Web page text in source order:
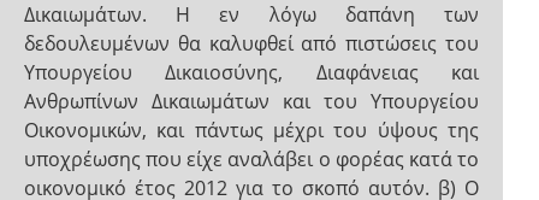
Δικαιωμάτων. Η εν λόγω δαπάνη των
δεδουλευμένων θα καλυφθεί από πιστώσεις του
Υπουργείου Δικαιοσύνης, Διαφάνειας και
Ανθρωπίνων Δικαιωμάτων και του Υπουργείου
Οικονομικών, και πάντως μέχρι του ύψους της
υποχρέωσης που είχε αναλάβει ο φορέας κατά το
οικονομικό έτος 2012 για το σκοπό αυτόν. β) Ο